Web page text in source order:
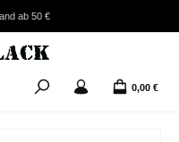
ab 50 €
0,00 €